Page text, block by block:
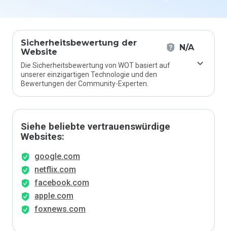
Sicherheitsbewertung der
Website
N/A
Die Sicherheitsbewertung von WOT basiert auf
unserer einzigartigen Technologie und den
Bewertungen der Community-Experten.
Siehe beliebte vertrauenswürdige
Websites:
google.com
netflix.com
facebook.com
apple.com
foxnews.com